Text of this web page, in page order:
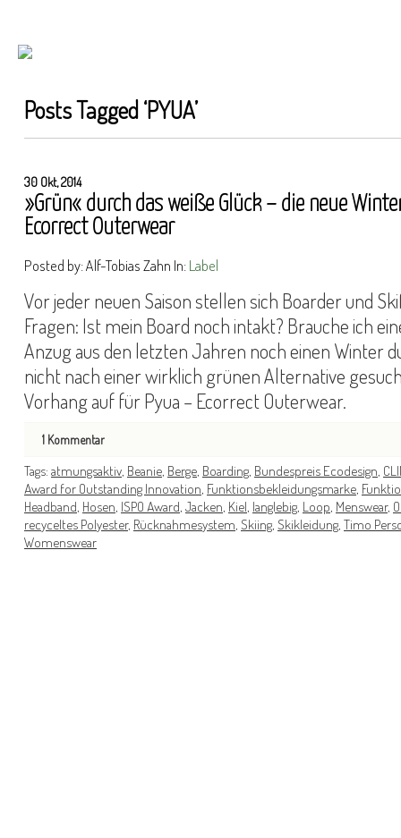
Posts Tagged ‘PYUA’
30 Okt, 2014
»Grün« durch das weiße Glück – die neue
Ecorrect Outerwear
Posted by: Alf-Tobias Zahn In:Label
Vor jeder neuen Saison stellen sich Boarder und
Fragen: Ist mein Board noch intakt? Brauche ich
Anzug aus den letzten Jahren noch einen Winter
nicht nach einer wirklich grünen Alternative
Vorhang auf für Pyua – Ecorrect Outerwear.
1 Kommentar
Tags: atmungsaktiv, Beanie, Berge, Boarding, Bundespreis Ecodesign,
Award for Outstanding Innovation, Funktionsbekleidungsmarke,
Headband, Hosen, ISPO Award, Jacken, Kiel, langlebig, Loop, Menswear,
recyceltes Polyester, Rücknahmesystem, Skiing, Skikleidung, Timo
Womenswear